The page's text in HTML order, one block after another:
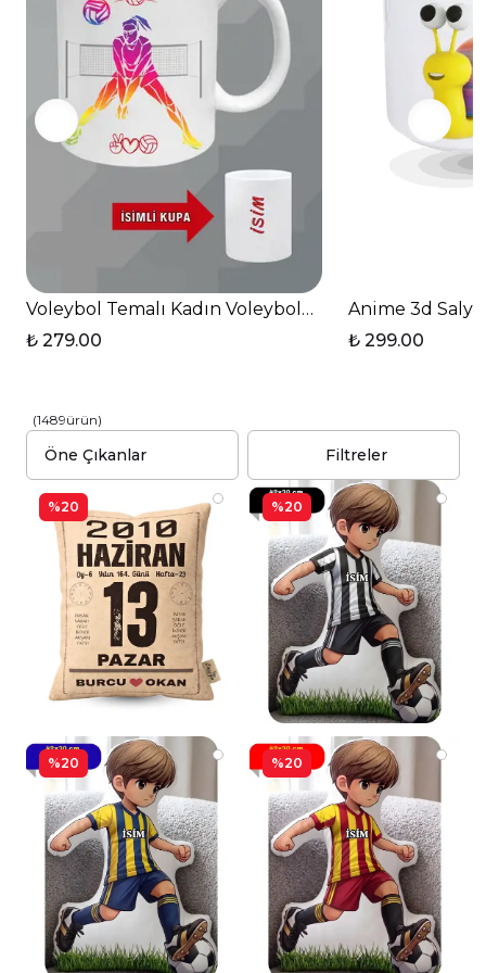
Voleybol Temalı Kadın Voleybolcu Kupa Bardak Çay
₺ 279.00
Anime 3d
₺ 299.00
(1489ürün)
Filtreler
%20 %20
%20 %20